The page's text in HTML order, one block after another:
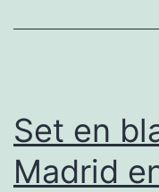
Set en
Madrid